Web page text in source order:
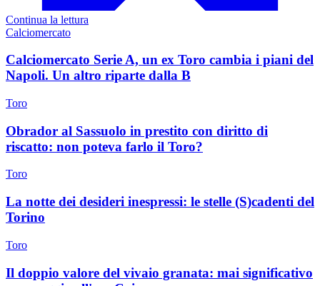
Continua la lettura
Calciomercato
Calciomercato Serie A, un ex Toro cambia i piani del
Napoli. Un altro riparte dalla B
Toro
Obrador al Sassuolo in prestito con diritto di
riscatto: non poteva farlo il Toro?
Toro
La notte dei desideri inespressi: le stelle (S)cadenti del
Torino
Toro
Il doppio valore del vivaio granata: mai significativo